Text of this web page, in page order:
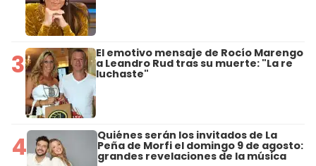
3 El emotivo mensaje de Rocío Marengo
a Leandro Rud tras su muerte: "La re
luchaste"
4 Quiénes serán los invitados de La
Peña de Morfi el domingo 9 de agosto:
grandes revelaciones de la música